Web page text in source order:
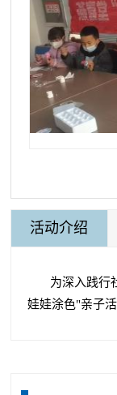
活动介绍
为深入践行
娃娃涂色"亲子